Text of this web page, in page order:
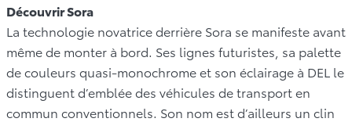
Découvrir Sora
La technologie novatrice derrière Sora se manifeste avant
même de monter à bord. Ses lignes futuristes, sa palette
de couleurs quasi-monochrome et son éclairage à DEL le
distinguent d’emblée des véhicules de transport en
commun conventionnels. Son nom est d’ailleurs un clin